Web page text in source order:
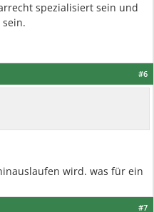
spezialisiert sein und
#6
wird. was für ein
#7